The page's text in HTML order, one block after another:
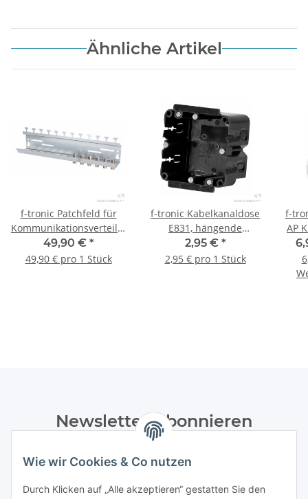
Wie wir Cookies & Co nutzen
Durch Klicken auf „Alle akzeptieren“ gestatten Sie den
Ähnliche Artikel
f-tronic Patchfeld für
Kommunikationsverteiler,
PATCH6+6, 1 Stück
49,90 € *
49,90 € pro 1 Stück
f-tronic Kabelkanaldose
E831, hängende
Befestigung, 1 Stück
2,95 € *
2,95 € pro 1 Stück
f-
AP
Newsletter Abonnieren
Datenschutzerklärungregelmäßig und jederzeit widerruflich